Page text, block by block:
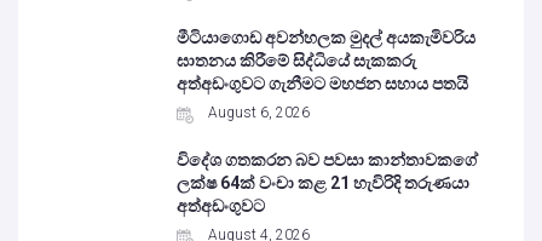
මීටියාගොඩ අවන්හලක මුදල් අයකැමිවරිය
ඝාතනය කිරීමේ සිද්ධියේ සැකකරු
අත්අඩංගුවට ගැනීමට මහජන සහාය පතයි
August 6, 2026
විදේශ ගතකරන බව පවසා කාන්තාවකගේ
ලක්ෂ 64ක් වංචා කළ 21 හැවිරිදි තරුණයා
අත්අඩංගුවට
August 4, 2026